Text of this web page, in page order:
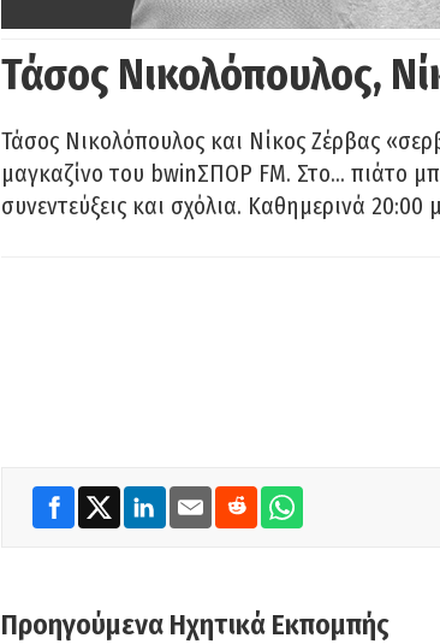
Τάσος Νικολόπουλος,
Τάσος Νικολόπουλος και Νίκος Ζέρβας
μαγκαζίνο του bwinΣΠΟΡ FM. Στο… πιάτο
συνεντεύξεις και σχόλια. Καθημερινά 20:00
Προηγούμενα Ηχητικά Εκπομπής